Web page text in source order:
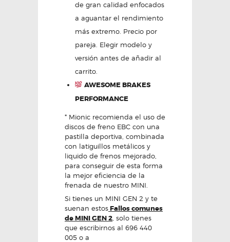
de gran calidad enfocados
a aguantar el rendimiento
más extremo. Precio por
pareja. Elegir modelo y
versión antes de añadir al
carrito.
AWESOME BRAKES
PERFORMANCE
* Mionic recomienda el uso de
discos de freno EBC con una
pastilla deportiva, combinada
con latiguillos metálicos y
liquido de frenos mejorado,
para conseguir de esta forma
la mejor eficiencia de la
frenada de nuestro MINI.
Si tienes un MINI GEN 2 y te
suenan estosFallos comunes
de MINI GEN 2 , solo tienes
que escribirnos al 696 440
005 o a